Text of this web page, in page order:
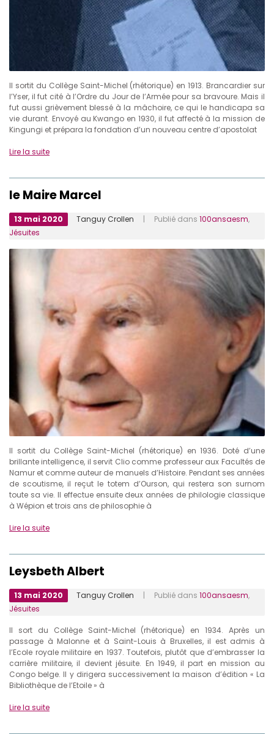
Il sortit du Collège Saint-Michel (rhétorique) en 1913. Brancardier sur
l’Yser, il fut cité à l’Ordre du Jour de l’Armée pour sa bravoure. Mais il
fut aussi grièvement blessé à la mâchoire, ce qui le handicapa sa
vie durant. Envoyé au Kwango en 1930, il fut affecté à la mission de
Kingungi et prépara la fondation d’un nouveau centre d’apostolat
Lire la suite
le Maire Marcel
13 mai 2020 Tanguy Crollen | Publié dans 100ansaesm,
Jésuites
Il sortit du Collège Saint-Michel (rhétorique) en 1936. Doté d’une
brillante intelligence, il servit Clio comme professeur aux Facultés de
Namur et comme auteur de manuels d’Histoire. Pendant ses années
de scoutisme, il reçut le totem d’Ourson, qui restera son surnom
toute sa vie. Il effectue ensuite deux années de philologie classique
à Wépion et trois ans de philosophie à
Lire la suite
Leysbeth Albert
13 mai 2020 Tanguy Crollen | Publié dans 100ansaesm,
Jésuites
Il sort du Collège Saint-Michel (rhétorique) en 1934. Après un
passage à Malonne et à Saint-Louis à Bruxelles, il est admis à
l’Ecole royale militaire en 1937. Toutefois, plutôt que d’embrasser la
carrière militaire, il devient jésuite. En 1949, il part en mission au
Congo belge. Il y dirigera successivement la maison d’édition « La
Bibliothèque de l’Etoile » à
Lire la suite